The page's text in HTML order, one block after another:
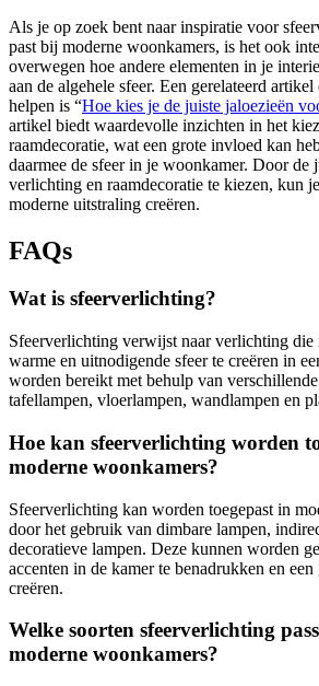
Als je op zoek bent naar inspiratie voor
past bij moderne woonkamers, is het ook
overwegen hoe andere elementen in je
aan de algehele sfeer. Een gerelateerd
helpen is “Hoe kies je de juiste jaloezieën
artikel biedt waardevolle inzichten in het
raamdecoratie, wat een grote invloed kan
daarmee de sfeer in je woonkamer. Door de
verlichting en raamdecoratie te kiezen, kun
moderne uitstraling creëren.
FAQs
Wat is sfeerverlichting?
Sfeerverlichting verwijst naar verlichting die
warme en uitnodigende sfeer te creëren in
worden bereikt met behulp van
tafellampen, vloerlampen, wandlampen en
Hoe kan sfeerverlichting worden
moderne woonkamers?
Sfeerverlichting kan worden toegepast in
door het gebruik van dimbare lampen,
decoratieve lampen. Deze kunnen worden
accenten in de kamer te benadrukken en
creëren.
Welke soorten sfeerverlichting
moderne woonkamers?